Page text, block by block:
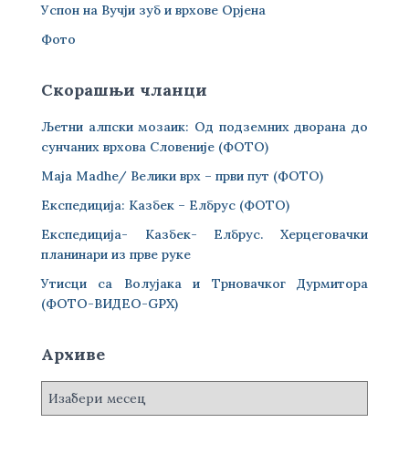
Успон на Вучји зуб и врхове Орјена
Фото
Скорашњи чланци
Љетни алпски мозаик: Од подземних дворана до
сунчаних врхова Словеније (ФОТО)
Maja Madhe/ Велики врх – први пут (ФОТО)
Експедиција: Казбек – Елбрус (ФОТО)
Експедиција- Казбек- Елбрус. Херцеговачки
планинари из прве руке
Утисци са Волујака и Трновачког Дурмитора
(ФОТО-ВИДЕО-GPX)
Архиве
А